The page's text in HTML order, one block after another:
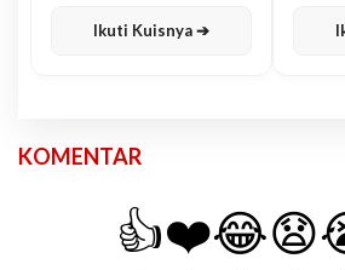
Ikuti Kuisnya ➔
KOMENTAR
👍❤️😂😧